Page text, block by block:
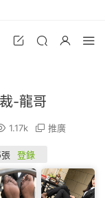
-龍哥
1.17k 推廣
登錄